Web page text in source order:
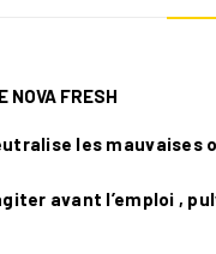
NOVA FRESH
les mauvaises
avant l’emploi ,